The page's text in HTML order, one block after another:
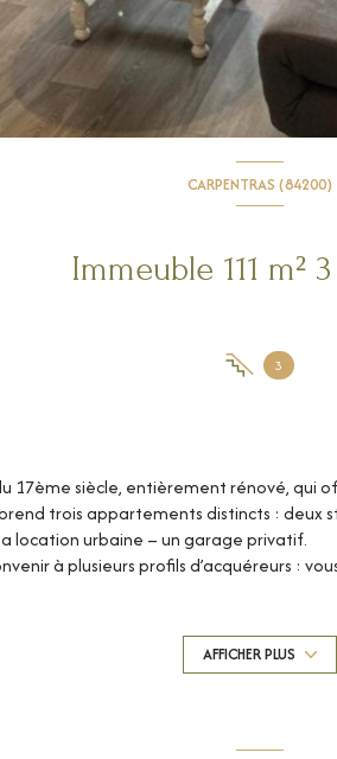
CARPENTRAS (84200)
3
17ème siècle, entièrement rénové, qui
trois appartements distincts : deux
location urbaine – un garage privatif.
à plusieurs profils d’acquéreurs :
un rendement durable, dans un bien qui
immeuble historique dans une ville
AFFICHER PLUS